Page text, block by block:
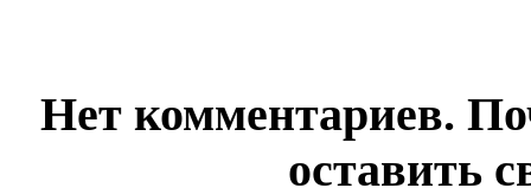
Нет комментариев.
оставить